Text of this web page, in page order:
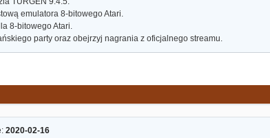
emulatora 8-bitowego Atari.
8-bitowego Atari.
party oraz obejrzyj nagrania z oficjalnego streamu.
2020-02-16